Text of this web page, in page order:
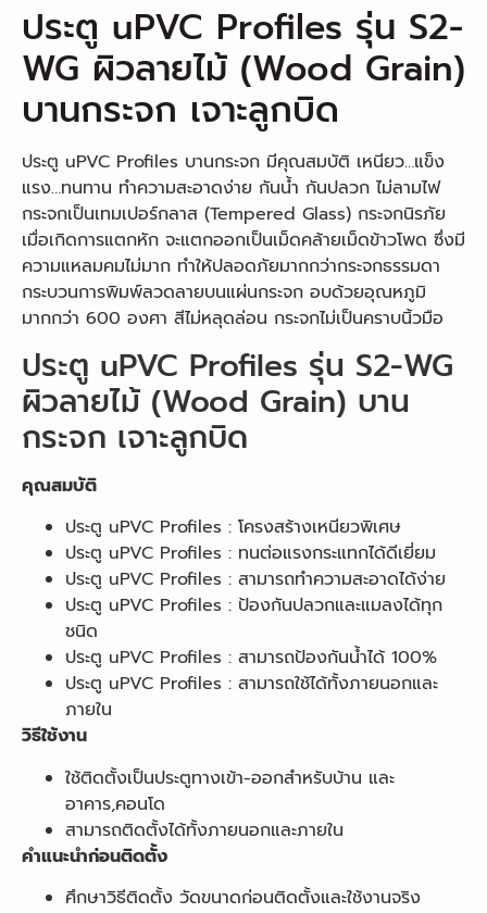
ประตู uPVC Profiles รุ่น S2-
WG ผิวลายไม้ (Wood Grain)
บานกระจก เจาะลูกบิด
ประตู uPVC Profiles บานกระจก มีคุณสมบัติ เหนียว…แข็ง
แรง…ทนทาน ทำความสะอาดง่าย กันน้ำ กันปลวก ไม่ลามไฟ
กระจกเป็นเทมเปอร์กลาส (Tempered Glass) กระจกนิรภัย
เมื่อเกิดการแตกหัก จะแตกออกเป็นเม็ดคล้ายเม็ดข้าวโพด ซึ่งมี
ความแหลมคมไม่มาก ทำให้ปลอดภัยมากกว่ากระจกธรรมดา
กระบวนการพิมพ์ลวดลายบนแผ่นกระจก อบด้วยอุณหภูมิ
มากกว่า 600 องศา สีไม่หลุดล่อน กระจกไม่เป็นคราบนิ้วมือ
ประตู uPVC Profiles รุ่น S2-WG
ผิวลายไม้ (Wood Grain) บาน
กระจก เจาะลูกบิด
คุณสมบัติ
ประตู uPVC Profiles : โครงสร้างเหนียวพิเศษ
ประตู uPVC Profiles : ทนต่อแรงกระแทกได้ดีเยี่ยม
ประตู uPVC Profiles : สามารถทำความสะอาดได้ง่าย
ประตู uPVC Profiles : ป้องกันปลวกและแมลงได้ทุก
ชนิด
ประตู uPVC Profiles : สามารถป้องกันน้ำได้ 100%
ประตู uPVC Profiles : สามารถใช้ได้ทั้งภายนอกและ
ภายใน
วิธีใช้งาน
ใช้ติดตั้งเป็นประตูทางเข้า-ออกสำหรับบ้าน และ
อาคาร,คอนโด
สามารถติดตั้งได้ทั้งภายนอกและภายใน
คำแนะนำก่อนติดตั้ง
ศึกษาวิธีติดตั้ง วัดขนาดก่อนติดตั้งและใช้งานจริง